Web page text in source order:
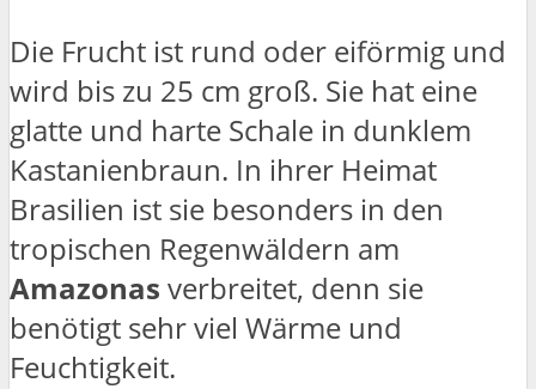
Die Frucht ist rund oder eiförmig und
wird bis zu 25 cm groß. Sie hat eine
glatte und harte Schale in dunklem
Kastanienbraun. In ihrer Heimat
Brasilien ist sie besonders in den
tropischen Regenwäldern am
Amazonas verbreitet, denn sie
benötigt sehr viel Wärme und
Feuchtigkeit.